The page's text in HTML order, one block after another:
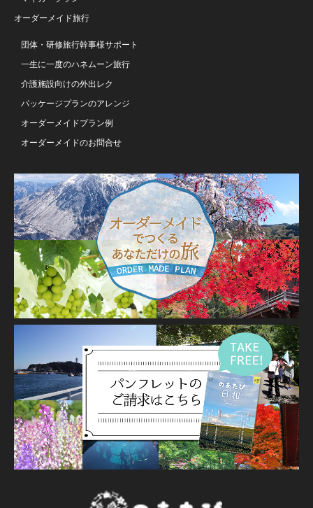
オーダーメイド旅行
団体・研修旅行幹事様サポート
一生に一度のハネムーン旅行
介護施設向けの外出レク
パッケージプランのアレンジ
オーダーメイドプラン例
オーダーメイドのお問合せ